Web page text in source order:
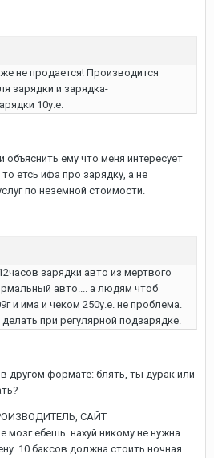
не продается! Производится
зарядки и зарядка-
10у.е.
ему что меня интересует
етсь ифа про зарядку, а не
по неземной стоимости.
зарядки авто из мертвого
авто.... а людям чтоб
и има и чеком 250у.е. не проблема.
при регулярной подзарядке.
другом формате: блять, ты дурак или
САЙТ
ебешь. нахуй никому не нужна
10 баксов должна стоить ночная